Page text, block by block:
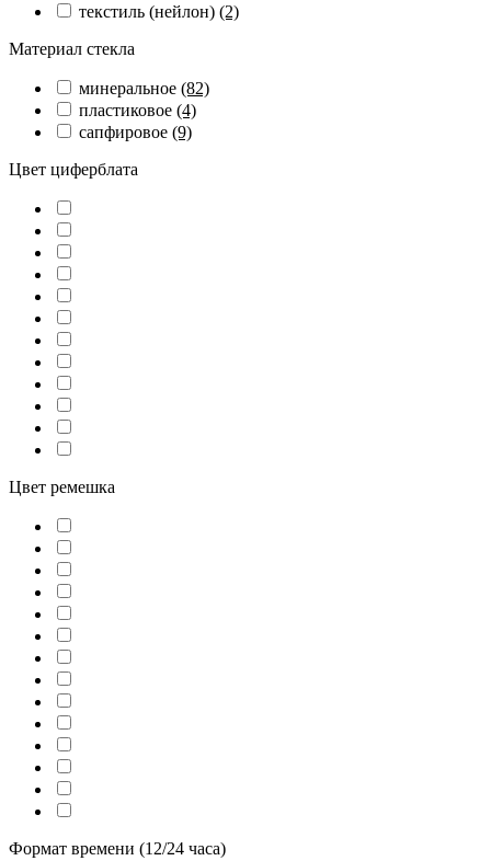
текстиль (нейлон) (2)
Материал стекла
минеральное (82)
пластиковое (4)
сапфировое (9)
Цвет циферблата
Цвет ремешка
Формат времени (12/24 часа)